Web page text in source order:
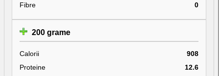
Fibre
0
200 grame
Calorii
908
Proteine
12.6